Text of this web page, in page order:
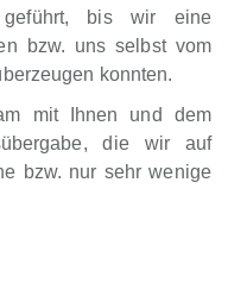
bis wir eine
bzw. uns selbst vom
konnten.
mit Ihnen und dem
die wir auf
bzw. nur sehr wenige